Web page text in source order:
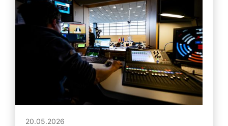
20.05.2026